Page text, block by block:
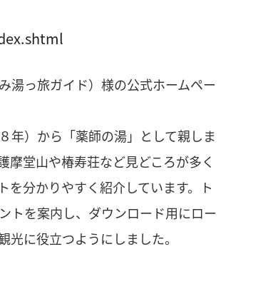
湯っ旅ガイド）様の公式ホームペー
年）から「薬師の湯」として親しま
摩堂山や椿寿荘など見どころが多く
を分かりやすく紹介しています。ト
トを案内し、ダウンロード用にロー
光に役立つようにしました。